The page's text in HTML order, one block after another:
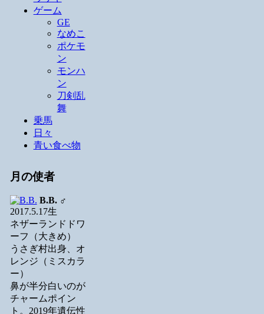
ゲーム
GE
なめこ
ポケモ
ン
モンハ
ン
刀剣乱
舞
乗馬
日々
青い食べ物
月の使者
B.B.♂
2017.5.17生
ネザーランドドワ
ーフ（大きめ）
うさぎ村出身、オ
レンジ（ミスカラ
ー）
鼻が半分白いのが
チャームポイン
ト。2019年遺伝性